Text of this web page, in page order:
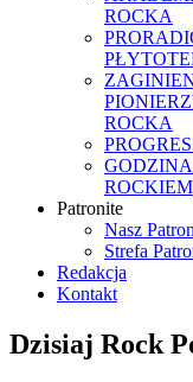
ROCKA
ROCKA
ROCKIEM
Patronite
Nasz
Strefa
Redakcja
Kontakt
Dzisiaj Rock